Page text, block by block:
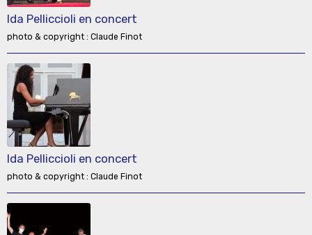
Ida Pelliccioli en concert
photo & copyright : Claude Finot
Ida Pelliccioli en concert
photo & copyright : Claude Finot